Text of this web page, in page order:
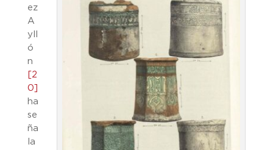
ez
A
yll
ó
n
[2
0]
ha
se
ña
la